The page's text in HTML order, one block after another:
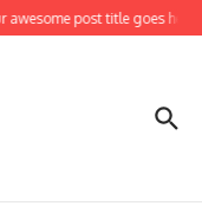
post title goes here